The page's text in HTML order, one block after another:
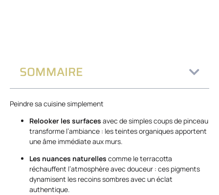
SOMMAIRE
Peindre sa cuisine simplement
Relooker les surfaces avec de simples coups de pinceau
transforme l’ambiance : les teintes organiques apportent
une âme immédiate aux murs.
Les nuances naturelles comme le terracotta
réchauffent l’atmosphère avec douceur : ces pigments
dynamisent les recoins sombres avec un éclat
authentique.